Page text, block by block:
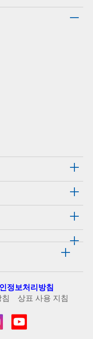
정보처리방침
상표 사용 지침